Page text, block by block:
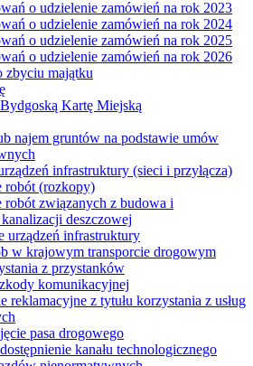
o udzielenie zamówień na rok 2023
o udzielenie zamówień na rok 2024
o udzielenie zamówień na rok 2025
o udzielenie zamówień na rok 2026
zbyciu majątku
Kartę Miejską
najem gruntów na podstawie umów
infrastruktury (sieci i przyłącza)
robót (rozkopy)
robót związanych z budowa i
deszczowej
urządzeń infrastruktury
w krajowym transporcie drogowym
z przystanków
komunikacyjnej
reklamacyjne z tytułu korzystania z usług
pasa drogowego
kanału technologicznego